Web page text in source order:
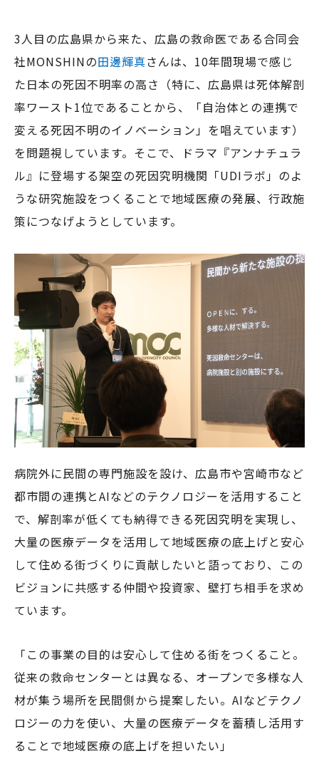
3人目の広島県から来た、広島の救命医である合同会
社MONSHINの田邊輝真さんは、10年間現場で感じ
た日本の死因不明率の高さ（特に、広島県は死体解剖
率ワースト1位であることから、「自治体との連携で
変える死因不明のイノベーション」を唱えています）
を問題視しています。そこで、ドラマ『アンナチュラ
ル』に登場する架空の死因究明機関「UDIラボ」のよ
うな研究施設をつくることで地域医療の発展、行政施
策につなげようとしています。
病院外に民間の専門施設を設け、広島市や宮崎市など
都市間の連携とAIなどのテクノロジーを活用すること
で、解剖率が低くても納得できる死因究明を実現し、
大量の医療データを活用して地域医療の底上げと安心
して住める街づくりに貢献したいと語っており、この
ビジョンに共感する仲間や投資家、壁打ち相手を求め
ています。
「この事業の目的は安心して住める街をつくること。
従来の救命センターとは異なる、オープンで多様な人
材が集う場所を民間側から提案したい。AIなどテクノ
ロジーの力を使い、大量の医療データを蓄積し活用す
ることで地域医療の底上げを担いたい」